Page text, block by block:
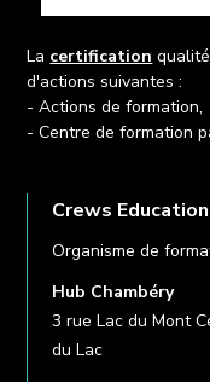
La certification
d'actions suivantes :
- Actions de formation,
- Centre de formation
Crews Education
Organisme de
Hub Chambéry
3 rue Lac du Mont
du Lac